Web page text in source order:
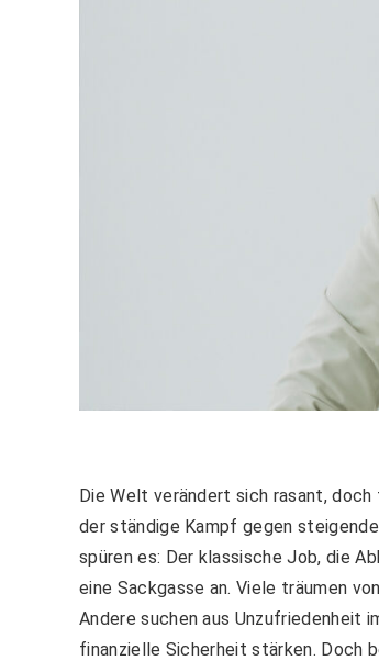
Die Welt verändert sich rasant,
der ständige Kampf gegen
spüren es: Der klassische Job, die
eine Sackgasse an. Viele träumen
Andere suchen aus Unzufriedenheit
finanzielle Sicherheit stärken. Doch